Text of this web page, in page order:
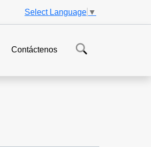
Select Language ▼
Contáctenos